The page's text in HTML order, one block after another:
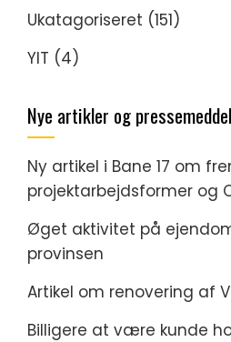
Ukatagoriseret (151)
YIT (4)
Nye artikler og
Ny artikel i Bane 17 om
projektarbejdsformer og
Øget aktivitet på
provinsen
Artikel om renovering af
Billigere at være kunde